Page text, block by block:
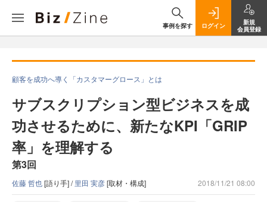
事例を探す ログイン
新規
会員登録
顧客を成功へ導く「カスタマーグロース」とは
サブスクリプション型ビジネスを成
功させるために、新たなKPI「GRIP
率」を理解する
第3回
佐藤 哲也[語り手] /里田 実彦[取材・構成] 2018/11/21 08:00